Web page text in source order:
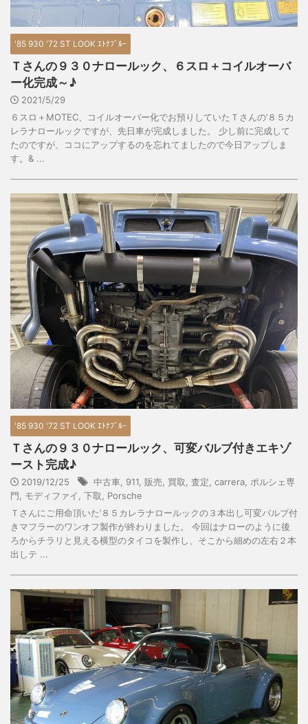
'85 930 '72 ST LOOK ｴﾄﾅﾌﾞﾙｰ
Ｔさんの９３０ナロールック、６スロ＋コイルオーバ
ー化完成～♪
2021/5/29
６スロ＋MOTEC、コイルオーバー化でお預りしていたＴさんの’８５カ
レラナロールックですが、先日車が完成しました。 少し前に完成して
たのですが、ココにアップするのを忘れてましたので今日アップしま
す。& ...
'85 930 '72 ST LOOK ｴﾄﾅﾌﾞﾙｰ
Ｔさんの９３０ナロールック、可変バルブ付きエキゾ
ースト完成♪
2019/12/25 中古車 911 販売 買取 査定 carrera ポルシェ専
門
モディファイ 下取
Porsche
Ｔさんにご用命頂いた’８５カレラナロールックの３本出し可変バルブ付
きマフラーのワンオフ製作が終わりました。 今回はナローのように後
ろからチラリと見える横型のタイコを製作し、そこから細めの左右２本
出しテ ...